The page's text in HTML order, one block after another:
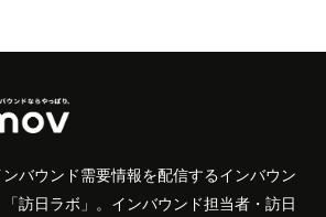
バウンド需要情報を配信するインバウン
訪日ラボ」。インバウンド担当者・訪日